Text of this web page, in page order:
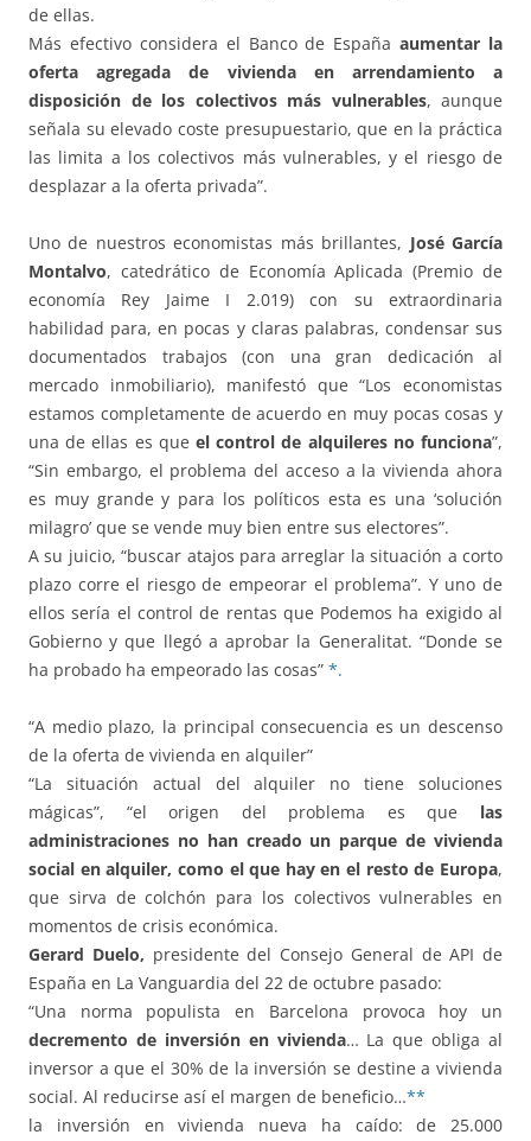
de ellas.
Más efectivo considera el Banco de Españaaumentar la
oferta agregada de vivienda en arrendamiento a
disposición de los colectivos más vulnerables, aunque
señala su elevado coste presupuestario, que en la práctica
las limita a los colectivos más vulnerables, y el riesgo de
desplazar a la oferta privada”.
Uno de nuestros economistas más brillantes, José García
Montalvo, catedrático de Economía Aplicada (Premio de
economía Rey Jaime I 2.019) con su extraordinaria
habilidad para, en pocas y claras palabras, condensar sus
documentados trabajos (con una gran dedicación al
mercado inmobiliario), manifestó que “Los economistas
estamos completamente de acuerdo en muy pocas cosas y
una de ellas es que el control de alquileres no funciona”,
“Sin embargo, el problema del acceso a la vivienda ahora
es muy grande y para los políticos esta es una ‘solución
milagro’ que se vende muy bien entre sus electores”.
A su juicio, “buscar atajos para arreglar la situación a corto
plazo corre el riesgo de empeorar el problema”. Y uno de
ellos sería el control de rentas que Podemos ha exigido al
Gobierno y que llegó a aprobar la Generalitat. “Donde se
ha probado ha empeorado las cosas” *.
“A medio plazo, la principal consecuencia es un descenso
de la oferta de vivienda en alquiler”
“La situación actual del alquiler no tiene soluciones
mágicas”, “el origen del problema es que las
administraciones no han creado un parque de vivienda
social en alquiler, como el que hay en el resto de Europa,
que sirva de colchón para los colectivos vulnerables en
momentos de crisis económica.
Gerard Duelo, presidente del Consejo General de API de
España en La Vanguardia del 22 de octubre pasado:
“Una norma populista en Barcelona provoca hoy un
decremento de inversión en vivienda… La que obliga al
inversor a que el 30% de la inversión se destine a vivienda
social. Al reducirse así el margen de beneficio…**
la inversión en vivienda nueva ha caído: de 25.000